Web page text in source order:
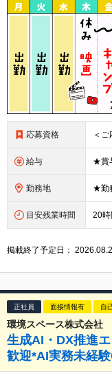
応募資格
給与
勤務地
目安残業時間 20時
掲載終了予定日：
正社員 面接情報有 自
環境スペース株式会社
生成AI・DX推進
歓迎*AI実務未経